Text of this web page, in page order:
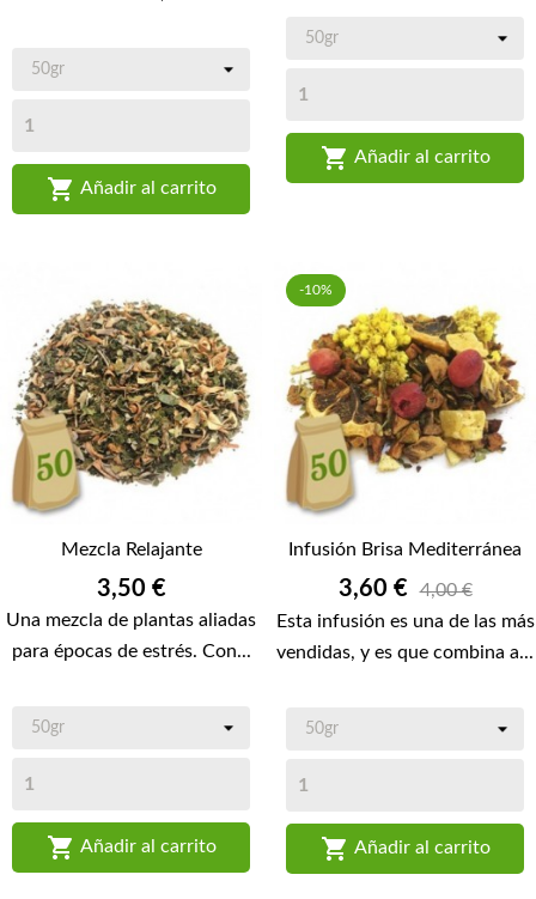
 Añadir al carrito
 Añadir al carrito
Mezcla Relajante
Precio
3,50 €
Una mezcla de plantas aliadas
para épocas de estrés. Con...
 Añadir al carrito
Infusión Brisa Mediterránea
Precio
3,60 €
4,00 €
Esta infusión es una de las más
vendidas, y es que combina a...
 Añadir al carrito
-10%